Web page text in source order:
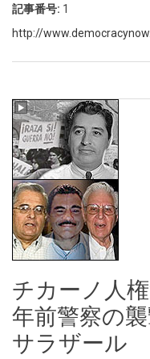
記事番号: 1
http://
チカーノ人
年前警察の
サラザール